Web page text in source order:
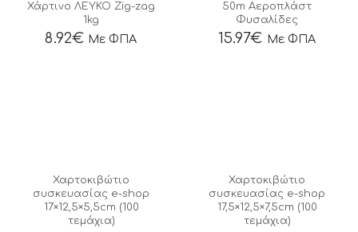
Χάρτινο ΛΕΥΚΟ Zig-zag
1kg
8.92€ Με ΦΠΑ
50m Αεροπλάστ
Φυσαλίδες
15.97€ Με ΦΠΑ
Χαρτοκιβώτιο
συσκευασίας e-shop
17×12,5×5,5cm (100
τεμάχια)
Χαρτοκιβώτιο
συσκευασίας e-shop
17,5×12,5×7,5cm (100
τεμάχια)